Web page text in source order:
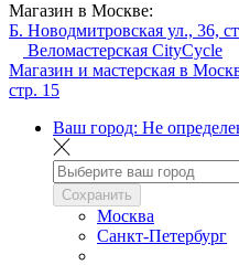
Магазин в Москве:
Б. Новодмитровская ул., 36,
Веломастерская CityCycle
Магазин и мастерская в
стр. 15
Ваш город: Не
Сохранить
Москва
Санкт-Петербург